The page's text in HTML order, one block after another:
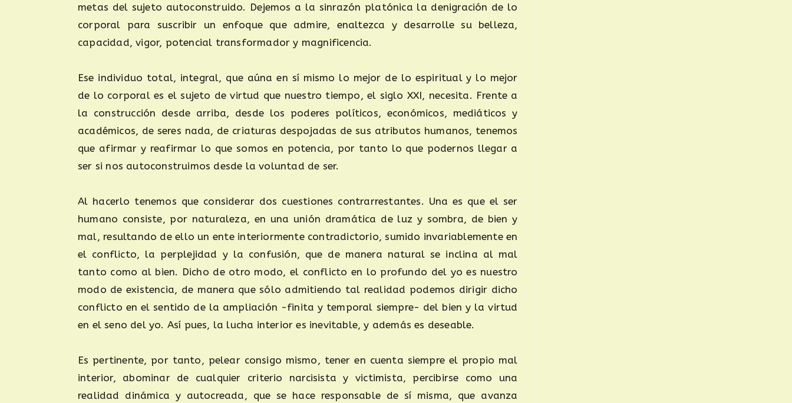
metas del sujeto autoconstruido. Dejemos a la sinrazón platónica la denigración de lo
corporal para suscribir un enfoque que admire, enaltezca y desarrolle su belleza,
capacidad, vigor, potencial transformador y magnificencia.
Ese individuo total, integral, que aúna en sí mismo lo mejor de lo espiritual y lo mejor
de lo corporal es el sujeto de virtud que nuestro tiempo, el siglo XXI, necesita. Frente a
la construcción desde arriba, desde los poderes políticos, económicos, mediáticos y
académicos, de seres nada, de criaturas despojadas de sus atributos humanos, tenemos
que afirmar y reafirmar lo que somos en potencia, por tanto lo que podernos llegar a
ser si nos autoconstruimos desde la voluntad de ser.
Al hacerlo tenemos que considerar dos cuestiones contrarrestantes. Una es que el ser
humano consiste, por naturaleza, en una unión dramática de luz y sombra, de bien y
mal, resultando de ello un ente interiormente contradictorio, sumido invariablemente en
el conflicto, la perplejidad y la confusión, que de manera natural se inclina al mal
tanto como al bien. Dicho de otro modo, el conflicto en lo profundo del yo es nuestro
modo de existencia, de manera que sólo admitiendo tal realidad podemos dirigir dicho
conflicto en el sentido de la ampliación -finita y temporal siempre- del bien y la virtud
en el seno del yo. Así pues, la lucha interior es inevitable, y además es deseable.
Es pertinente, por tanto, pelear consigo mismo, tener en cuenta siempre el propio mal
interior, abominar de cualquier criterio narcisista y victimista, percibirse como una
realidad dinámica y autocreada, que se hace responsable de sí misma, que avanza